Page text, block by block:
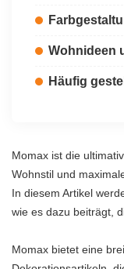
Wohnideen
Häufig
Momax ist die
Wohnstil und
In diesem Artikel
wie es dazu beiträgt,
Momax bietet eine